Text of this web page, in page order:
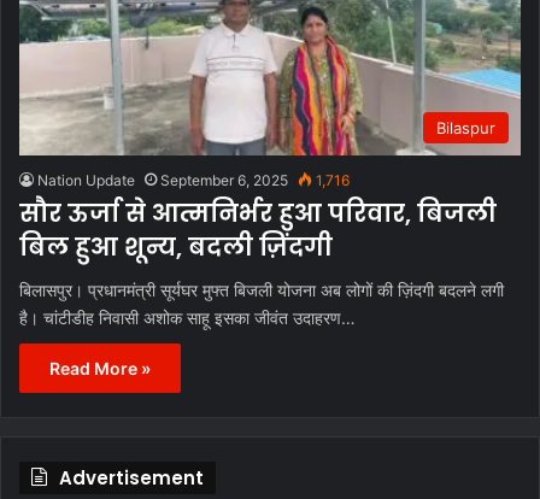
Bilaspur
Nation Update September 6, 2025 1,716
सौर ऊर्जा से आत्मनिर्भर हुआ परिवार, बिजली
बिल हुआ शून्य, बदली ज़िंदगी
बिलासपुर। प्रधानमंत्री सूर्यघर मुफ्त बिजली योजना अब लोगों की ज़िंदगी बदलने लगी
है। चांटीडीह निवासी अशोक साहू इसका जीवंत उदाहरण…
Read More »
Advertisement